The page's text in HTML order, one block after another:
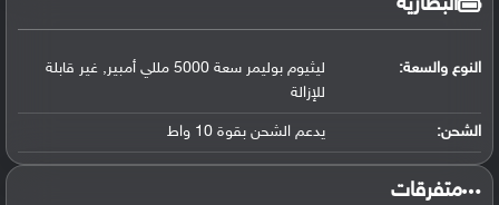
النوع والسعة:
ليثيوم بوليمر سعة 5000 مللي أمبير, غير قابلة
للإزالة
الشحن: يدعم الشحن بقوة 10 واط
‏متفرقات‏